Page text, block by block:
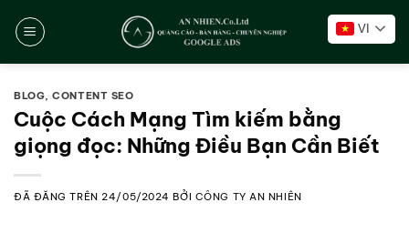
đến
VI
BLOG,CONTENT SEO
Cuộc Cách Mạng Tìm kiếm bằng
giọng đọc: Những Điều Bạn Cần Biết
ĐÃ ĐĂNG TRÊN 24/05/2024 BỞI CÔNG TY AN NHIÊN